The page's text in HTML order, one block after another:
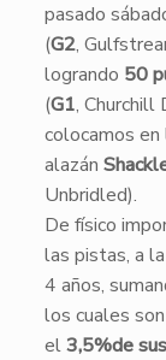
pasado
(G2,
logrando 50
(G1, Churchill
colocamos
alazán
Unbridled).
​De físico
las pistas, a
4 años,
los cuales
el3,5%de